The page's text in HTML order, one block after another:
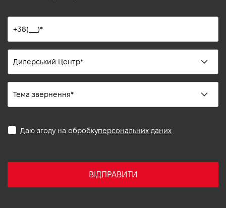
Даю згоду на обробкуперсональних даних
ВІДПРАВИТИ